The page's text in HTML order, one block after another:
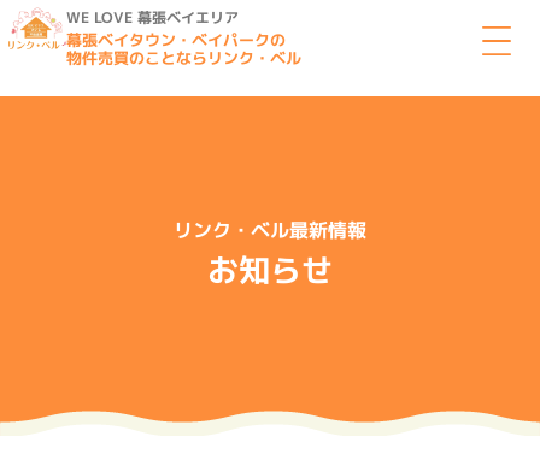
WE LOVE 幕張ベイエリア
幕張ベイタウン・ベイパークの
物件売買のことならリンク・ベル
リンク・ベル最新情報
お知らせ